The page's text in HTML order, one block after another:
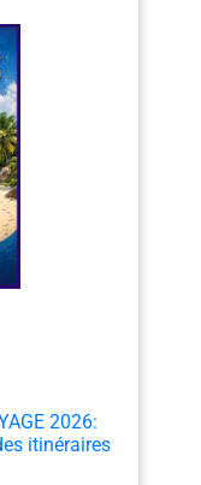
2026:
itinéraires